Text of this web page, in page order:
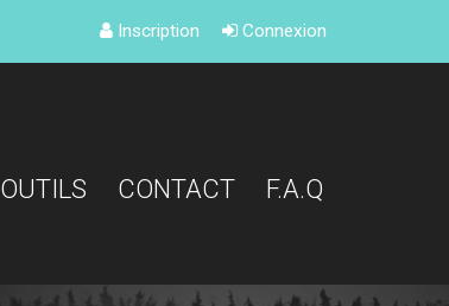
Inscription Connexion
OUTILS CONTACT F.A.Q